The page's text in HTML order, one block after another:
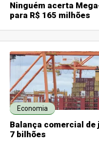
Ninguém acerta
para R$ 165 milhões
Economia
Balança comercial de
7 bilhões